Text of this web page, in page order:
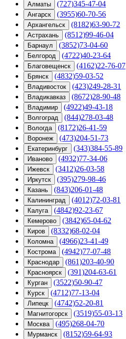
Алматы (727)345-47-04
Ангарск (3955)60-70-56
Архангельск (8182)63-90-72
Астрахань (8512)99-46-04
Барнаул (3852)73-04-60
Белгород (4722)40-23-64
Благовещенск (4162)22-76-07
Брянск (4832)59-03-52
Владивосток (423)249-28-31
Владикавказ (8672)28-90-48
Владимир (4922)49-43-18
Волгоград (844)278-03-48
Вологда (8172)26-41-59
Воронеж (473)204-51-73
Екатеринбург (343)384-55-89
Иваново (4932)77-34-06
Ижевск (3412)26-03-58
Иркутск (395)279-98-46
Казань (843)206-01-48
Калининград (4012)72-03-81
Калуга (4842)92-23-67
Кемерово (3842)65-04-62
Киров (8332)68-02-04
Коломна (4966)23-41-49
Кострома (4942)77-07-48
Краснодар (861)203-40-90
Красноярск (391)204-63-61
Курган (3522)50-90-47
Курск (4712)77-13-04
Липецк (4742)52-20-81
Магнитогорск (3519)55-03-13
Москва (495)268-04-70
Мурманск (8152)59-64-93